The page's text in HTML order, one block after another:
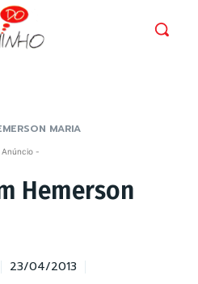
MARIA
-
Hemerson
23/04/2013